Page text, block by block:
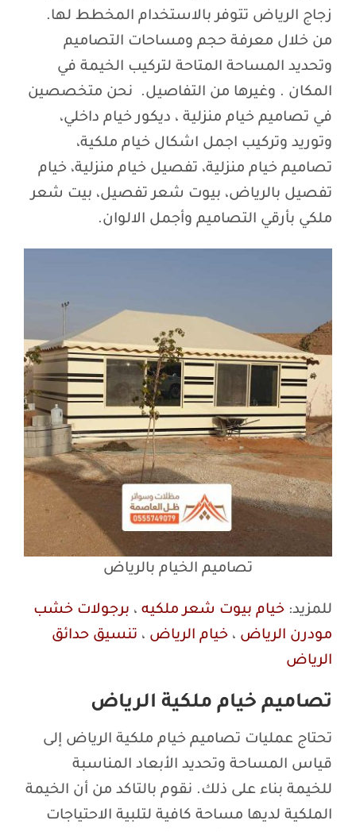
زجاج الرياض تتوفر بالاستخدام المخطط لها.
من خلال معرفة حجم ومساحات التصاميم
وتحديد المساحة المتاحة لتركيب الخيمة في
المكان . وغيرها من التفاصيل. نحن متخصصين
في تصاميم خيام منزلية ، ديكور خيام داخلي،
وتوريد وتركيب اجمل اشكال خيام ملكية،
تصاميم خيام منزلية، تفصيل خيام منزلية، خيام
تفصيل بالرياض، بيوت شعر تفصيل، بيت شعر
ملكي بأرقي التصاميم وأجمل الالوان.
تصاميم الخيام بالرياض
للمزيد: خيام بيوت شعر ملكيه ، برجولات خشب
مودرن الرياض ، خيام الرياض ، تنسيق حدائق
الرياض
تصاميم خيام ملكية الرياض
تحتاج عمليات تصاميم خيام ملكية الرياض إلى
قياس المساحة وتحديد الأبعاد المناسبة
للخيمة بناء على ذلك. نقوم بالتاكد من أن الخيمة
الملكية لديها مساحة كافية لتلبية الاحتياجات